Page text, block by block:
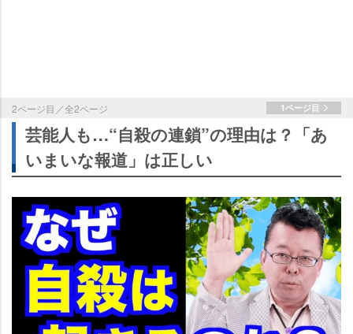
2ページ目／全2ページ 1ページ目
芸能人も…“自殺の連鎖”の理由は？「あ
いまいな報道」は正しい